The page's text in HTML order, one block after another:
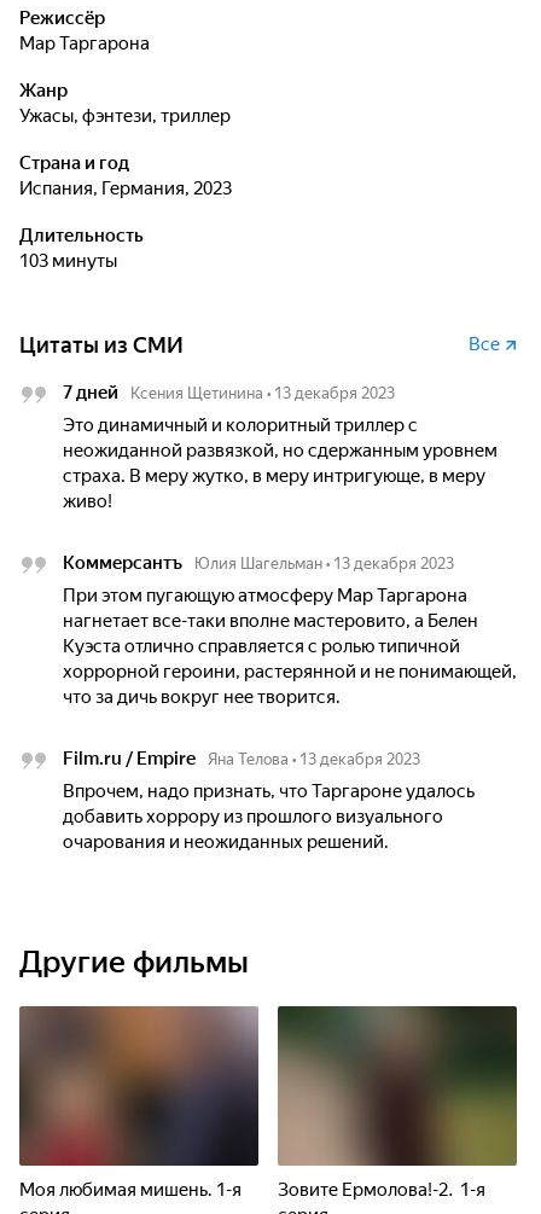
Режиссёр
Мар Таргарона
Жанр
ужасы, фэнтези, триллер
Страна и год
Испания, Германия, 2023
Длительность
103 минуты
Цитаты из СМИ Все
7 дней Ксения Щетинина • 13 декабря 2023
Это динамичный и колоритный триллер с
неожиданной развязкой, но сдержанным уровнем
страха. В меру жутко, в меру интригующе, в меру
живо!
Коммерсантъ Юлия Шагельман • 13 декабря 2023
При этом пугающую атмосферу Мар Таргарона
нагнетает все-таки вполне мастеровито, а Белен
Куэста отлично справляется с ролью типичной
хоррорной героини, растерянной и не понимающей,
что за дичь вокруг нее творится.
Film.ru / Empire Яна Телова • 13 декабря 2023
Впрочем, надо признать, что Таргароне удалось
добавить хоррору из прошлого визуального
очарования и неожиданных решений.
Другие фильмы
Моя любимая мишень. 1-я
Зовите Ермолова!-2. 1-я